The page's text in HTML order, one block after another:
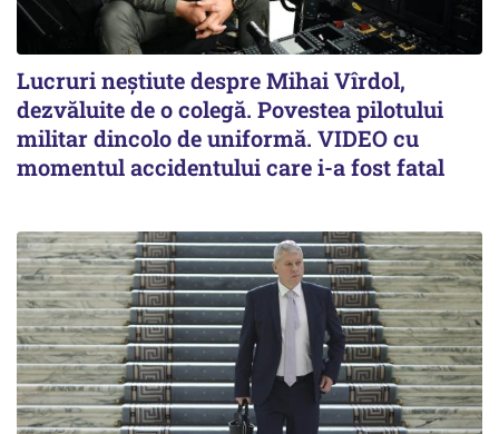
Lucruri neștiute despre Mihai Vîrdol,
dezvăluite de o colegă. Povestea pilotului
militar dincolo de uniformă. VIDEO cu
momentul accidentului care i-a fost fatal